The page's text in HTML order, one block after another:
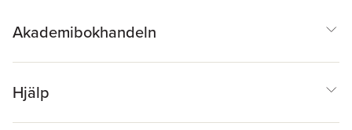
Akademibokhandeln
Hjälp